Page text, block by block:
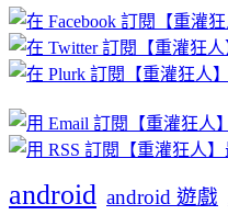
章
分
類
android android 遊戲